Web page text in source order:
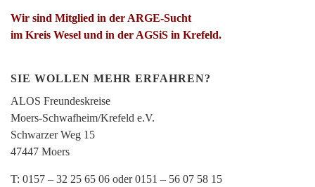
Wir sind Mitglied in der ARGE-Sucht
im Kreis Wesel und in der AGSiS in Krefeld.
SIE WOLLEN MEHR ERFAHREN?
ALOS Freundeskreise
Moers-Schwafheim/Krefeld e.V.
Schwarzer Weg 15
47447 Moers
T: 0157 – 32 25 65 06 oder 0151 – 56 07 58 15